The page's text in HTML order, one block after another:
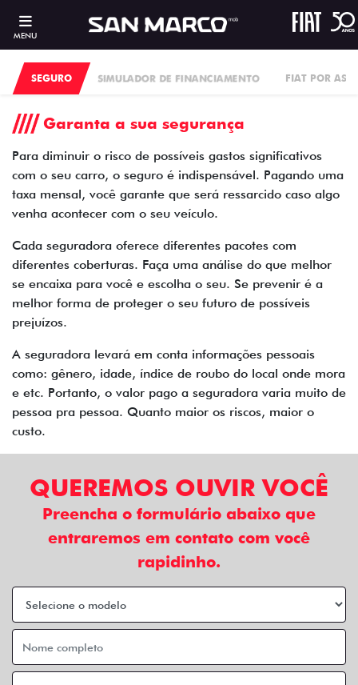
MENU
SIMULADOR DE FINANCIAMENTO FIAT POR
SEGURO
Garanta a sua segurança
Para diminuir o risco de possíveis gastos significativos
com o seu carro, o seguro é indispensável. Pagando uma
taxa mensal, você garante que será ressarcido caso algo
venha acontecer com o seu veículo.
Cada seguradora oferece diferentes pacotes com
diferentes coberturas. Faça uma análise do que melhor
se encaixa para você e escolha o seu. Se prevenir é a
melhor forma de proteger o seu futuro de possíveis
prejuízos.
A seguradora levará em conta informações pessoais
como: gênero, idade, índice de roubo do local onde mora
e etc. Portanto, o valor pago a seguradora varia muito de
pessoa pra pessoa. Quanto maior os riscos, maior o
custo.
QUEREMOS OUVIR VOCÊ
Preencha o formulário abaixo que
entraremos em contato com você
rapidinho.